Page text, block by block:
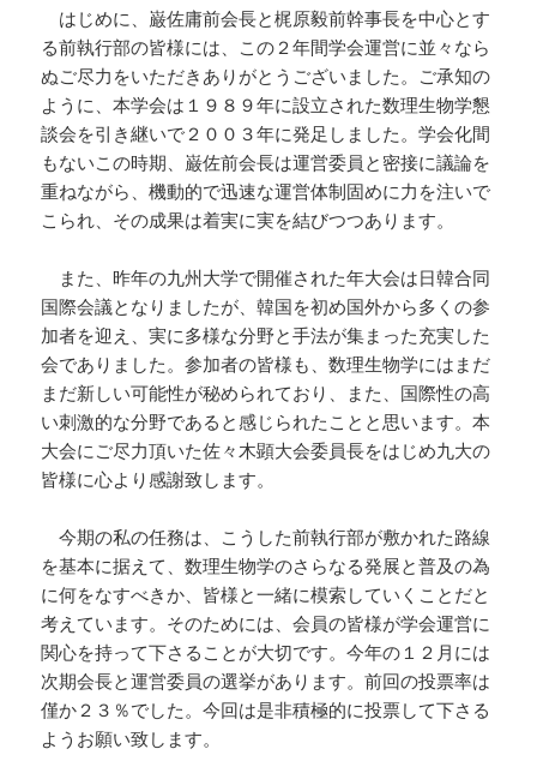
はじめに、巌佐庸前会長と梶原毅前幹事長を中心とす
る前執行部の皆様には、この２年間学会運営に並々なら
ぬご尽力をいただきありがとうございました。ご承知の
ように、本学会は１９８９年に設立された数理生物学懇
談会を引き継いで２００３年に発足しました。学会化間
もないこの時期、巌佐前会長は運営委員と密接に議論を
重ねながら、機動的で迅速な運営体制固めに力を注いで
こられ、その成果は着実に実を結びつつあります。
また、昨年の九州大学で開催された年大会は日韓合同
国際会議となりましたが、韓国を初め国外から多くの参
加者を迎え、実に多様な分野と手法が集まった充実した
会でありました。参加者の皆様も、数理生物学にはまだ
まだ新しい可能性が秘められており、また、国際性の高
い刺激的な分野であると感じられたことと思います。本
大会にご尽力頂いた佐々木顕大会委員長をはじめ九大の
皆様に心より感謝致します。
今期の私の任務は、こうした前執行部が敷かれた路線
を基本に据えて、数理生物学のさらなる発展と普及の為
に何をなすべきか、皆様と一緒に模索していくことだと
考えています。そのためには、会員の皆様が学会運営に
関心を持って下さることが大切です。今年の１２月には
次期会長と運営委員の選挙があります。前回の投票率は
僅か２３％でした。今回は是非積極的に投票して下さる
ようお願い致します。